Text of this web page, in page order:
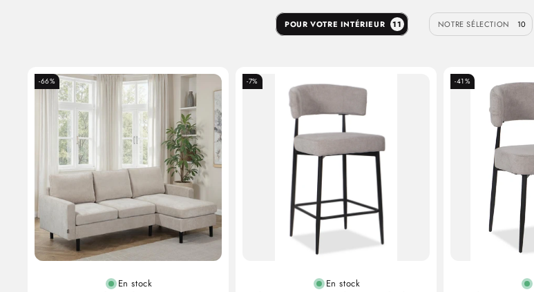
POUR VOTRE INTÉRIEUR 11 NOTRE SÉLECTION 10
-66%
En stock
-7%
En stock
-41%